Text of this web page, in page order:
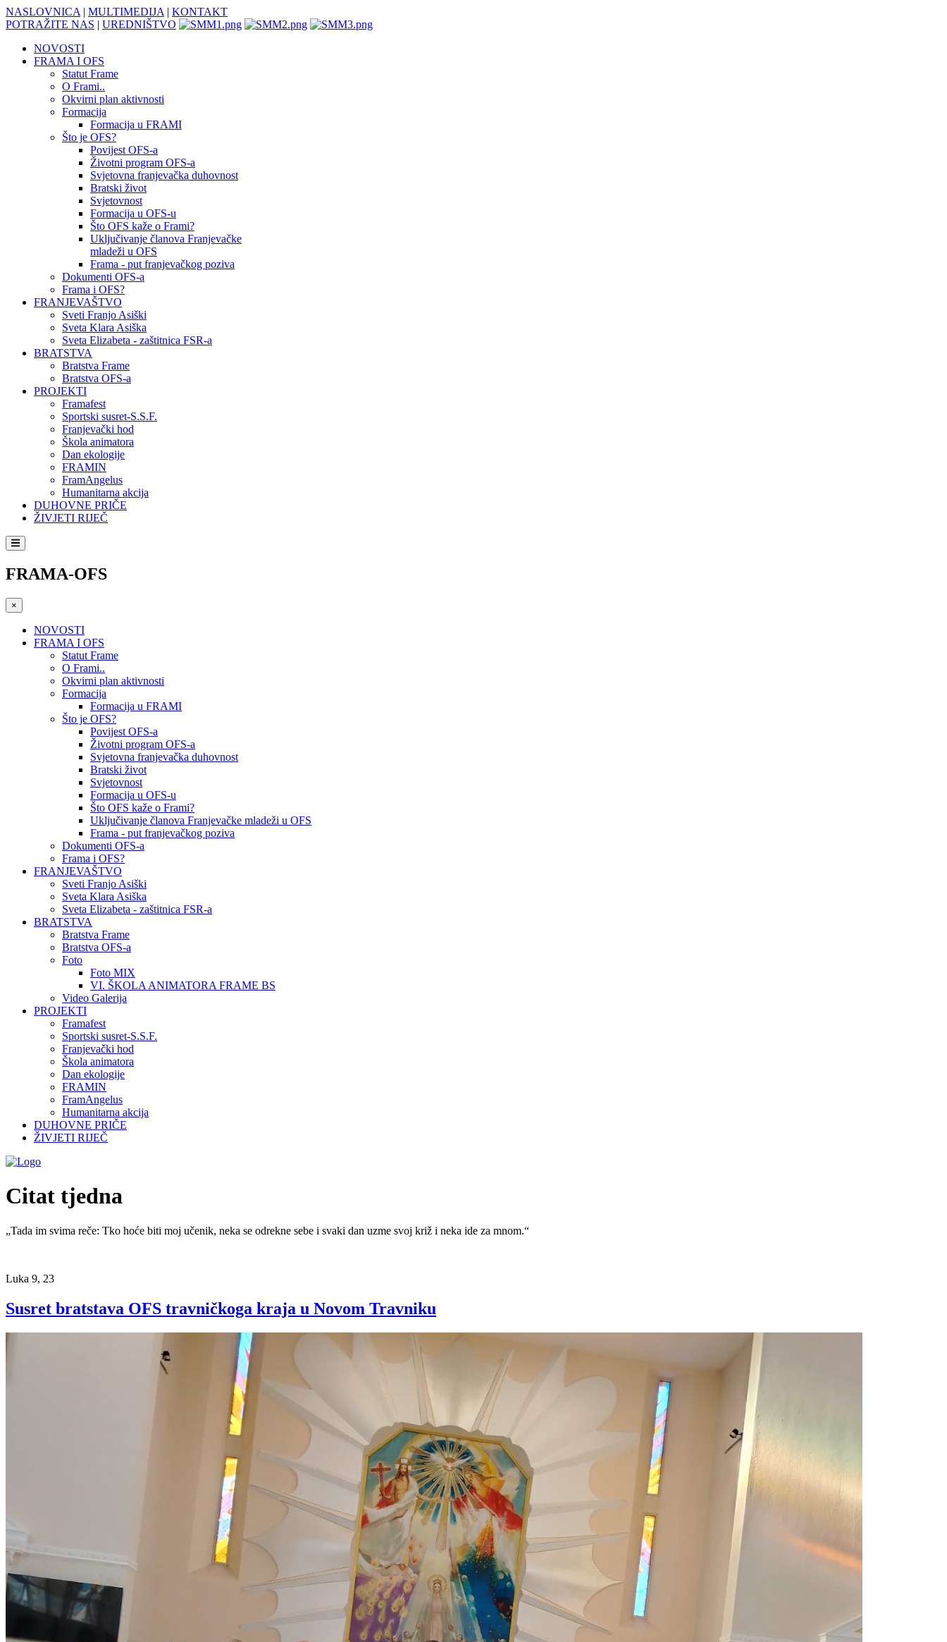
NASLOVNICA | MULTIMEDIJA | KONTAKT
POTRAŽITE NAS | UREDNIŠTVO
NOVOSTI
FRAMA I OFS
Statut Frame
O Frami..
Okvirni plan aktivnosti
Formacija
Formacija u FRAMI
Što je OFS?
Povijest OFS-a
Životni program OFS-a
Svjetovna franjevačka duhovnost
Bratski život
Svjetovnost
Formacija u OFS-u
Što OFS kaže o Frami?
Uključivanje članova Franjevačke
mladeži u OFS
Frama - put franjevačkog poziva
Dokumenti OFS-a
Frama i OFS?
FRANJEVAŠTVO
Sveti Franjo Asiški
Sveta Klara Asiška
Sveta Elizabeta - zaštitnica FSR-a
BRATSTVA
Bratstva Frame
Bratstva OFS-a
PROJEKTI
Framafest
Sportski susret-S.S.F.
Franjevački hod
Škola animatora
Dan ekologije
FRAMIN
FramAngelus
Humanitarna akcija
DUHOVNE PRIČE
ŽIVJETI RIJEČ
FRAMA-OFS
×
NOVOSTI
FRAMA I OFS
Statut Frame
O Frami..
Okvirni plan aktivnosti
Formacija
Formacija u FRAMI
Što je OFS?
Povijest OFS-a
Životni program OFS-a
Svjetovna franjevačka duhovnost
Bratski život
Svjetovnost
Formacija u OFS-u
Što OFS kaže o Frami?
Uključivanje članova Franjevačke mladeži u OFS
Frama - put franjevačkog poziva
Dokumenti OFS-a
Frama i OFS?
FRANJEVAŠTVO
Sveti Franjo Asiški
Sveta Klara Asiška
Sveta Elizabeta - zaštitnica FSR-a
BRATSTVA
Bratstva Frame
Bratstva OFS-a
Foto
Foto MIX
VI. ŠKOLA ANIMATORA FRAME BS
Video Galerija
PROJEKTI
Framafest
Sportski susret-S.S.F.
Franjevački hod
Škola animatora
Dan ekologije
FRAMIN
FramAngelus
Humanitarna akcija
DUHOVNE PRIČE
ŽIVJETI RIJEČ
Citat tjedna
„Tada im svima reče: Tko hoće biti moj učenik, neka se odrekne sebe i svaki dan uzme svoj križ i neka ide za mnom.“
Luka 9, 23
Susret bratstava OFS travničkoga kraja u Novom Travniku